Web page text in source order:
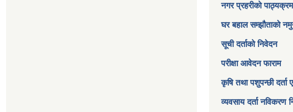
नगर प्रहरीको पाठ्यक्रम
घर बहाल सम्झौताको
सूची दर्ताको निवेदन
परीक्षा आवेदन फाराम
कृषि तथा पशुपन्छी
व्यवसाय दर्ता नविकरण